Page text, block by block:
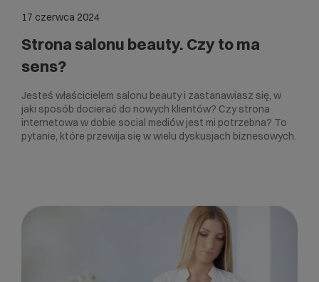
17 czerwca 2024
Strona salonu beauty. Czy to ma
sens?
Jesteś właścicielem salonu beauty i zastanawiasz się, w
jaki sposób docierać do nowych klientów? Czy strona
internetowa w dobie social mediów jest mi potrzebna? To
pytanie, które przewija się w wielu dyskusjach biznesowych.